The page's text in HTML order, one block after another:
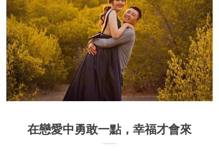
在戀愛中勇敢一點，幸福才會來